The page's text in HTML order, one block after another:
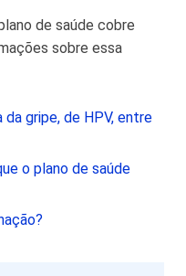
de saúde cobre
sobre essa
gripe, de HPV, entre
o plano de saúde